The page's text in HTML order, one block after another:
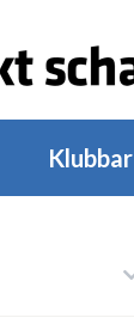
Klubbar